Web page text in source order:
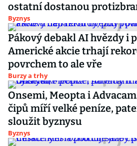
ostatní dostanou
Byznys
Pákový debakl AI hvězdy i
Americké akcie trhají
povrchem to ale vře
Burzy a trhy
Onsemi, Meopta i
čipů míří velké peníze,
sloužit byznysu
Byznys